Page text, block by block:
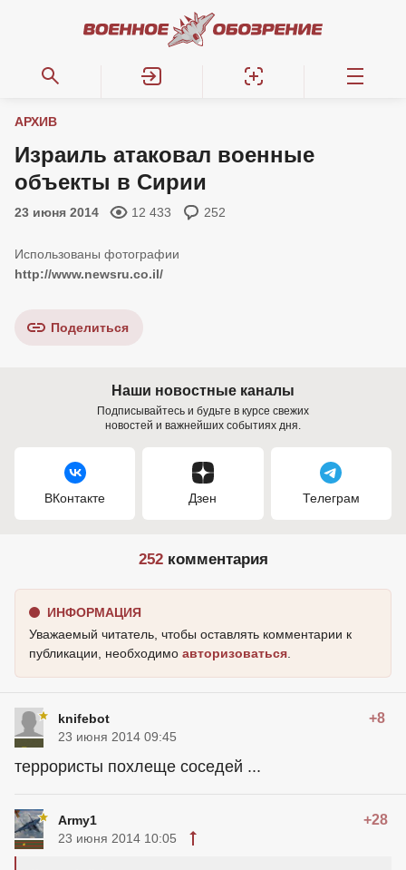
АРХИВ
Израиль атаковал военные
объекты в Сирии
23 июня 2014 12 433 252
http://www.newsru.co.il/
Поделиться
Наши новостные каналы
Подписывайтесь и будьте в курсе свежих
новостей и важнейших событиях дня.
ВКонтакте Дзен Телеграм
252комментария
ИНФОРМАЦИЯ
Уважаемый читатель, чтобы оставлять комментарии к
публикации, необходимо авторизоваться
knifebot +8
23 июня 2014 09:45
террористы похлеще соседей ...
Army1 +28
23 июня 2014 10:05